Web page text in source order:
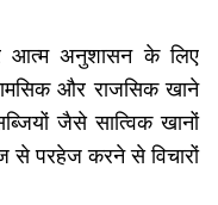
आत्म अनुशासन के लिए
और राजसिक खाने
जैसे सात्विक खानों
से परहेज करने से विचारों